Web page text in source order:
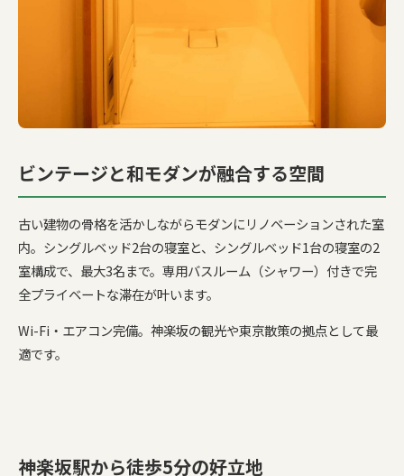
ビンテージと和モダンが融合する空間
古い建物の骨格を活かしながらモダンにリノベーションされた室
内。シングルベッド2台の寝室と、シングルベッド1台の寝室の2
室構成で、最大3名まで。専用バスルーム（シャワー）付きで完
全プライベートな滞在が叶います。
Wi-Fi・エアコン完備。神楽坂の観光や東京散策の拠点として最
適です。
神楽坂駅から徒歩5分の好立地